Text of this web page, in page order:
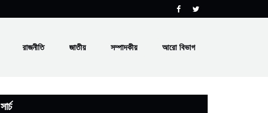
রাজনীতি জাতীয় সম্পাদকীয় আরো বিভাগ
সার্চ